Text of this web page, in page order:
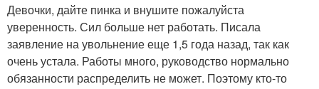
Девочки, дайте пинка и внушите пожалуйста
уверенность. Сил больше нет работать. Писала
заявление на увольнение еще 1,5 года назад, так как
очень устала. Работы много, руководство нормально
обязанности распределить не может. Поэтому кто-то